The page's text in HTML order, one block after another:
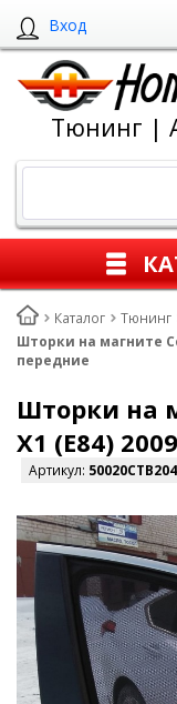
Вход
Тюнинг |
Каталог Тюнинг
Шторки на магните
передние
Шторки на
X1 (E84)
Артикул: